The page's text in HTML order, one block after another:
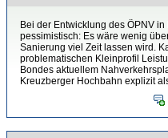
Bei der Entwicklung des ÖPNV
pessimistisch: Es wäre wenig
Sanierung viel Zeit lassen wird.
problematischen Kleinprofil
Bondes aktuellem
Kreuzberger Hochbahn explizit